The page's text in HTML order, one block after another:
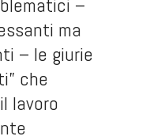
–
ma
– le giurie
che
lavoro